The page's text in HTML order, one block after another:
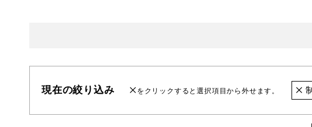
現在の絞り込み をクリックすると選択項目から外せます。